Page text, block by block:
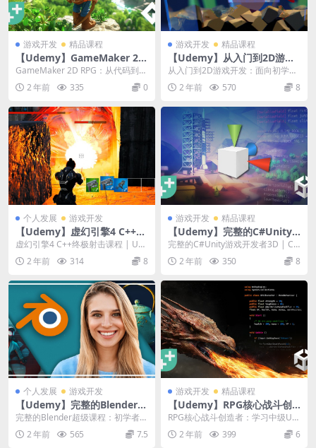
游戏开发 精品课程
【Udemy】GameMaker 2D
RPG：从代码到战斗打造你的
冒险
GameMaker 2D RPG：从代码到战
斗打造你的冒险 | GameMake...
2 年前 335 0
游戏开发 精品课程
【Udemy】从入门到2D游戏
开发：面向初学者的Godot 4
从入门到2D游戏开发：面向初学者
的Godot 4 | Jumpstart to ...
2 年前 570 8
个人发展 游戏开发
【Udemy】虚幻引擎4 C++终
极射击课程
虚幻引擎4 C++终极射击课程 | Unr
eal Engine 4 C++ Th...
2 年前 314 8
游戏开发 精品课程
【Udemy】完整的C#Unity
游戏开发者3D
完整的C#Unity游戏开发者3D | Co
mplete C# Unity Ga...
2 年前 350 8
个人发展 游戏开发
【Udemy】完整的Blender超
级课程：初学者到专家
完整的Blender超级课程：初学者到
专家 | Complete Blender...
2 年前 565 7.5
游戏开发 精品课程
【Udemy】RPG核心战斗创
造者：学习中级Unity C#编码
RPG核心战斗创造者：学习中级Uni
ty C#编码|RPG Core Comba...
2 年前 399 6